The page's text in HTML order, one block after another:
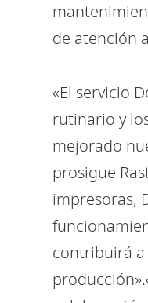
de atención
«El servicio
rutinario y
mejorado
prosigue
impresoras,
contribuirá